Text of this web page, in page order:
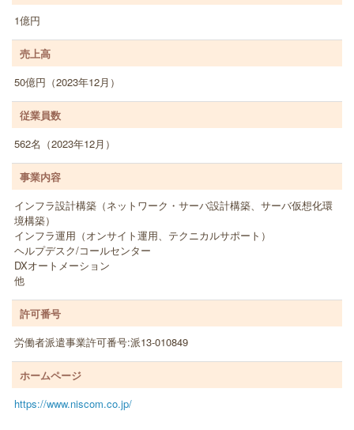
1億円
売上高
50億円（2023年12月）
従業員数
562名（2023年12月）
事業内容
インフラ設計構築（ネットワーク・サーバ設計構築、サーバ仮想化環
境構築）
インフラ運用（オンサイト運用、テクニカルサポート）
ヘルプデスク/コールセンター
DXオートメーション
他
許可番号
労働者派遣事業許可番号:派13-010849
ホームページ
https://www.niscom.co.jp/